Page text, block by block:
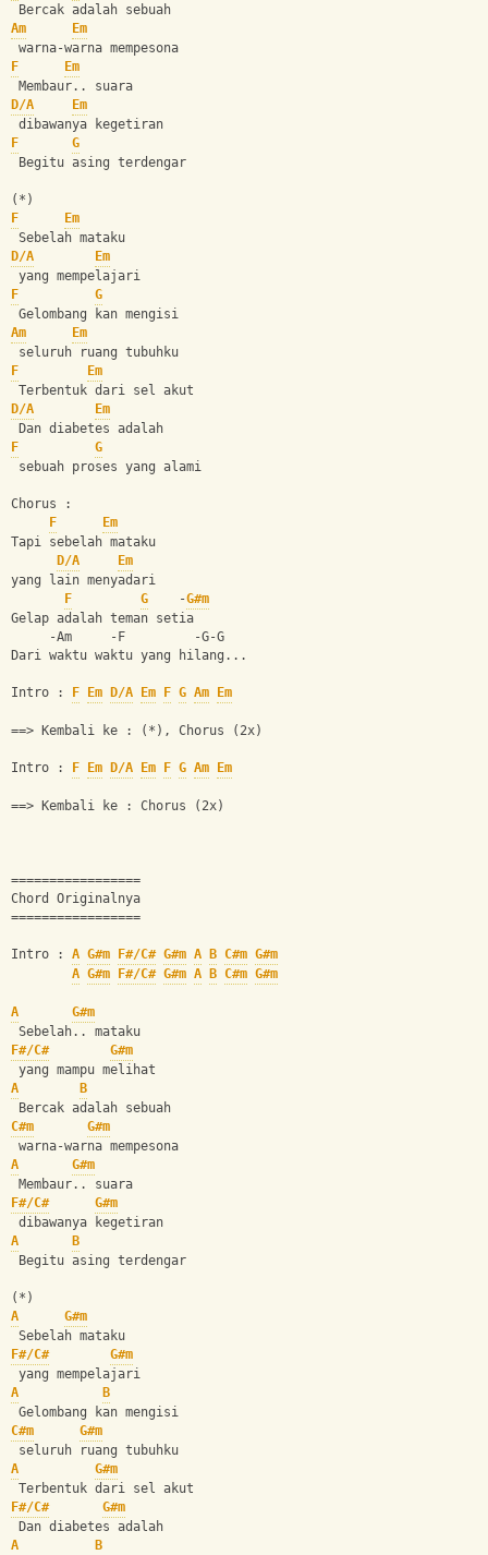
Bercak adalah sebuah
Am
Em
warna-warna mempesona
F
Em
Membaur.. suara
D/A
Em
dibawanya kegetiran
F
G
Begitu asing terdengar
(*)
F
Em
Sebelah mataku
D/A
Em
yang mempelajari
F
G
Gelombang kan mengisi
Am
Em
seluruh ruang tubuhku
F
Em
Terbentuk dari sel akut
D/A
Em
Dan diabetes adalah
F
G
sebuah proses yang alami
Chorus :
F
Em
Tapi sebelah mataku
D/A
Em
yang lain menyadari
F
G
    -
G#m
Gelap adalah teman setia
     -Am     -F         -G-G
Dari waktu waktu yang hilang...
Intro : F Em D/A Em F G Am Em
==> Kembali ke : (*), Chorus (2x)
Intro : F Em D/A Em F G Am Em
==> Kembali ke : Chorus (2x)
=================
Chord Originalnya
=================
Intro : A G#m F#/C# G#m A B C#m G#m
A G#m F#/C# G#m A B C#m G#m
A
G#m
Sebelah.. mataku
F#/C#
G#m
yang mampu melihat
A
B
Bercak adalah sebuah
C#m
G#m
warna-warna mempesona
A
G#m
Membaur.. suara
F#/C#
G#m
dibawanya kegetiran
A
B
Begitu asing terdengar
(*)
A
G#m
Sebelah mataku
F#/C#
G#m
yang mempelajari
A
B
Gelombang kan mengisi
C#m
G#m
seluruh ruang tubuhku
A
G#m
Terbentuk dari sel akut
F#/C#
G#m
Dan diabetes adalah
A
B